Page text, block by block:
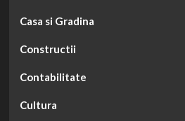
Casa si Gradina
Constructii
Contabilitate
Cultura